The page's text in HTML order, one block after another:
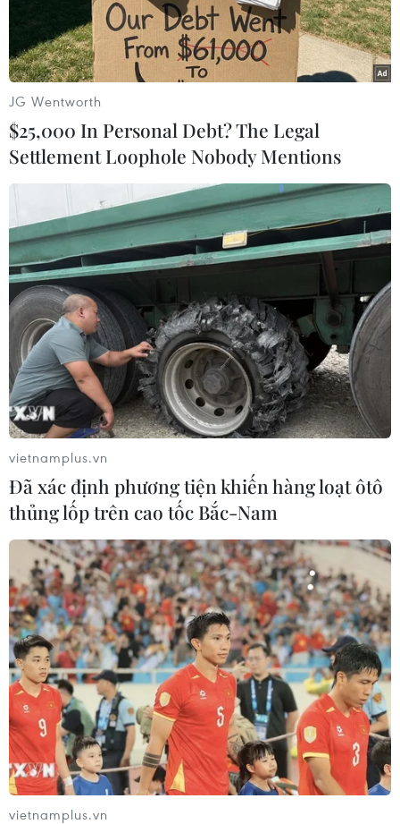
Bộ trưởng Tài chính Pháp lo ngại về tốc độ
tăng trưởng kinh tế
15/08/2014 09:21
Ngày 14/8, Bộ trưởng Tài chính Pháp nhận định "cỗ máy
kinh tế" Pháp đang “trục trặc,” đồng thời hạ mức dự báo
tăng trưởng năm 2014 xuống còn 0,5%.
Thâm hụt thương mại của Pháp gây lo
ngại cho kinh tế Eurozone
10/08/2014 14:59
Theo Hải quan Pháp, tính trong nửa đầu năm nay, thâm
hụt thương mại Pháp lên tới 29,2 tỷ euro, làm gia tăng
lo ngại về sự trì trệ của nền kinh tế lớn thứ 2 Eurozone.
JG Wentworth
$25,000 In Personal Debt? The Legal
Settlement Loophole Nobody Mentions
vietnamplus.vn
Đã xác định phương tiện khiến hàng loạt ôtô
thủng lốp trên cao tốc Bắc-Nam
vietnamplus.vn